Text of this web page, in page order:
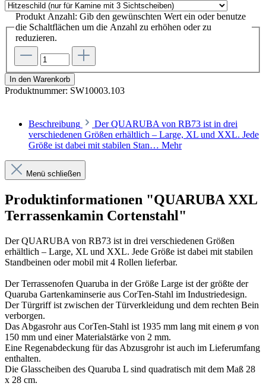
Produkt Anzahl: Gib den gewünschten Wert ein oder benutze
die Schaltflächen um die Anzahl zu erhöhen oder zu
reduzieren.
In den Warenkorb
Produktnummer: SW10003.103
Beschreibung
Der QUARUBA von RB73 ist in drei
verschiedenen Größen erhältlich – Large, XL und XXL. Jede
Größe ist dabei mit stabilen Stan… Mehr
Menü schließen
Produktinformationen "QUARUBA XXL
Terrassenkamin Cortenstahl"
Der QUARUBA von RB73 ist in drei verschiedenen Größen
erhältlich – Large, XL und XXL. Jede Größe ist dabei mit stabilen
Standbeinen oder mobil mit 4 Rollen lieferbar.
Der Terrassenofen Quaruba in der Größe Large ist der größte der
Quaruba Gartenkaminserie aus CorTen-Stahl im Industriedesign.
Der Türgriff ist zwischen der Türverkleidung und dem rechten Bein
verborgen.
Das Abgasrohr aus CorTen-Stahl ist 1935 mm lang mit einem ø von
150 mm und einer Materialstärke von 2 mm.
Eine Regenabdeckung für das Abzusgrohr ist auch im Lieferumfang
enthalten.
Die Glasscheiben des Quaruba L sind quadratisch mit dem Maß 28
x 28 cm.